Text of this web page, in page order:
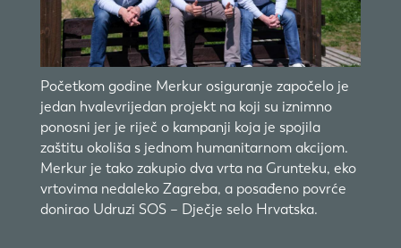
Početkom godine Merkur osiguranje započelo je
jedan hvalevrijedan projekt na koji su iznimno
ponosni jer je riječ o kampanji koja je spojila
zaštitu okoliša s jednom humanitarnom akcijom.
Merkur je tako zakupio dva vrta na Grunteku, eko
vrtovima nedaleko Zagreba, a posađeno povrće
donirao Udruzi SOS – Dječje selo Hrvatska.